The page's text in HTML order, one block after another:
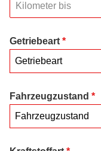
Getriebeart *
Getriebeart
Fahrzeugzustand *
Fahrzeugzustand